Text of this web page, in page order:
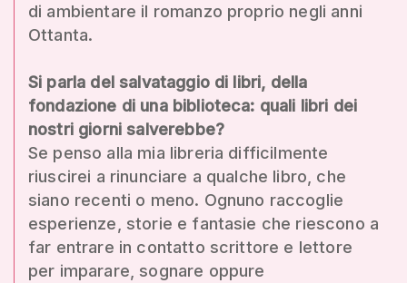
di ambientare il romanzo proprio negli anni
Ottanta.
Si parla del salvataggio di libri, della
fondazione di una biblioteca: quali libri dei
nostri giorni salverebbe?
Se penso alla mia libreria difficilmente
riuscirei a rinunciare a qualche libro, che
siano recenti o meno. Ognuno raccoglie
esperienze, storie e fantasie che riescono a
far entrare in contatto scrittore e lettore
per imparare, sognare oppure